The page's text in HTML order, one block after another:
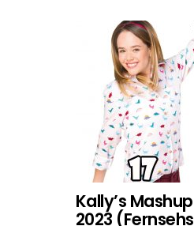
Kally’s
2023